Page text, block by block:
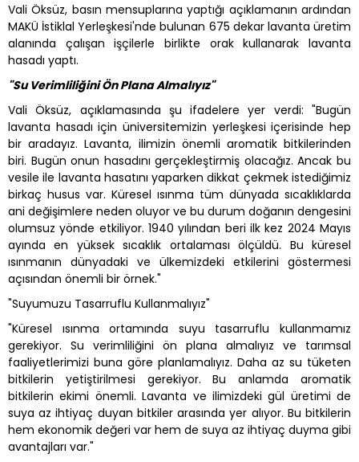
Vali Öksüz, basın mensuplarına yaptığı açıklamanın ardından
MAKÜ İstiklal Yerleşkesi'nde bulunan 675 dekar lavanta üretim
alanında çalışan işçilerle birlikte orak kullanarak lavanta
hasadı yaptı.
"Su Verimliliğini Ön Plana Almalıyız"
Vali Öksüz, açıklamasında şu ifadelere yer verdi: "Bugün
lavanta hasadı için üniversitemizin yerleşkesi içerisinde hep
bir aradayız. Lavanta, ilimizin önemli aromatik bitkilerinden
biri. Bugün onun hasadını gerçekleştirmiş olacağız. Ancak bu
vesile ile lavanta hasatını yaparken dikkat çekmek istediğimiz
birkaç husus var. Küresel ısınma tüm dünyada sıcaklıklarda
ani değişimlere neden oluyor ve bu durum doğanın dengesini
olumsuz yönde etkiliyor. 1940 yılından beri ilk kez 2024 Mayıs
ayında en yüksek sıcaklık ortalaması ölçüldü. Bu küresel
ısınmanın dünyadaki ve ülkemizdeki etkilerini göstermesi
açısından önemli bir örnek."
"Suyumuzu Tasarruflu Kullanmalıyız"
"Küresel ısınma ortamında suyu tasarruflu kullanmamız
gerekiyor. Su verimliliğini ön plana almalıyız ve tarımsal
faaliyetlerimizi buna göre planlamalıyız. Daha az su tüketen
bitkilerin yetiştirilmesi gerekiyor. Bu anlamda aromatik
bitkilerin ekimi önemli. Lavanta ve ilimizdeki gül üretimi de
suya az ihtiyaç duyan bitkiler arasında yer alıyor. Bu bitkilerin
hem ekonomik değeri var hem de suya az ihtiyaç duyma gibi
avantajları var."